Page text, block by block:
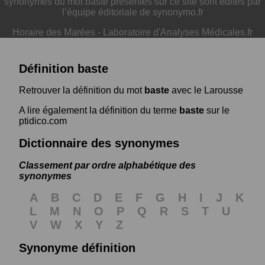
l’équipe éditoriale de synonymo.fr
Horaire des Marées - Laboratoire d'Analyses Médicales.fr
Définition baste
Retrouver la définition du mot baste avec le Larousse
A lire également la définition du terme baste sur le
ptidico.com
Dictionnaire des synonymes
Classement par ordre alphabétique des
synonymes
A B C D E F G H I J
K
L
M N O P Q R S T
U
V
W X Y
Z
Synonyme définition